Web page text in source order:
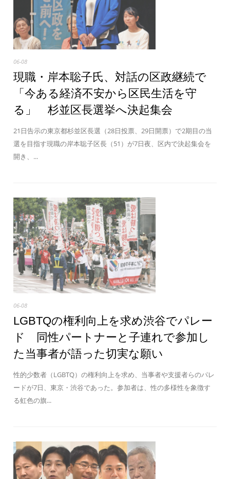
06-08
現職・岸本聡子氏、対話の区政継続で
「今ある経済不安から区民生活を守
る」 杉並区長選挙へ決起集会
21日告示の東京都杉並区長選（28日投票、29日開票）で2期目の当
選を目指す現職の岸本聡子区長（51）が7日夜、区内で決起集会を
開き、...
06-08
LGBTQの権利向上を求め渋谷でパレー
ド 同性パートナーと子連れで参加し
た当事者が語った切実な願い
性的少数者（LGBTQ）の権利向上を求め、当事者や支援者らのパレ
ードが7日、東京・渋谷であった。参加者は、性の多様性を象徴す
る虹色の旗...